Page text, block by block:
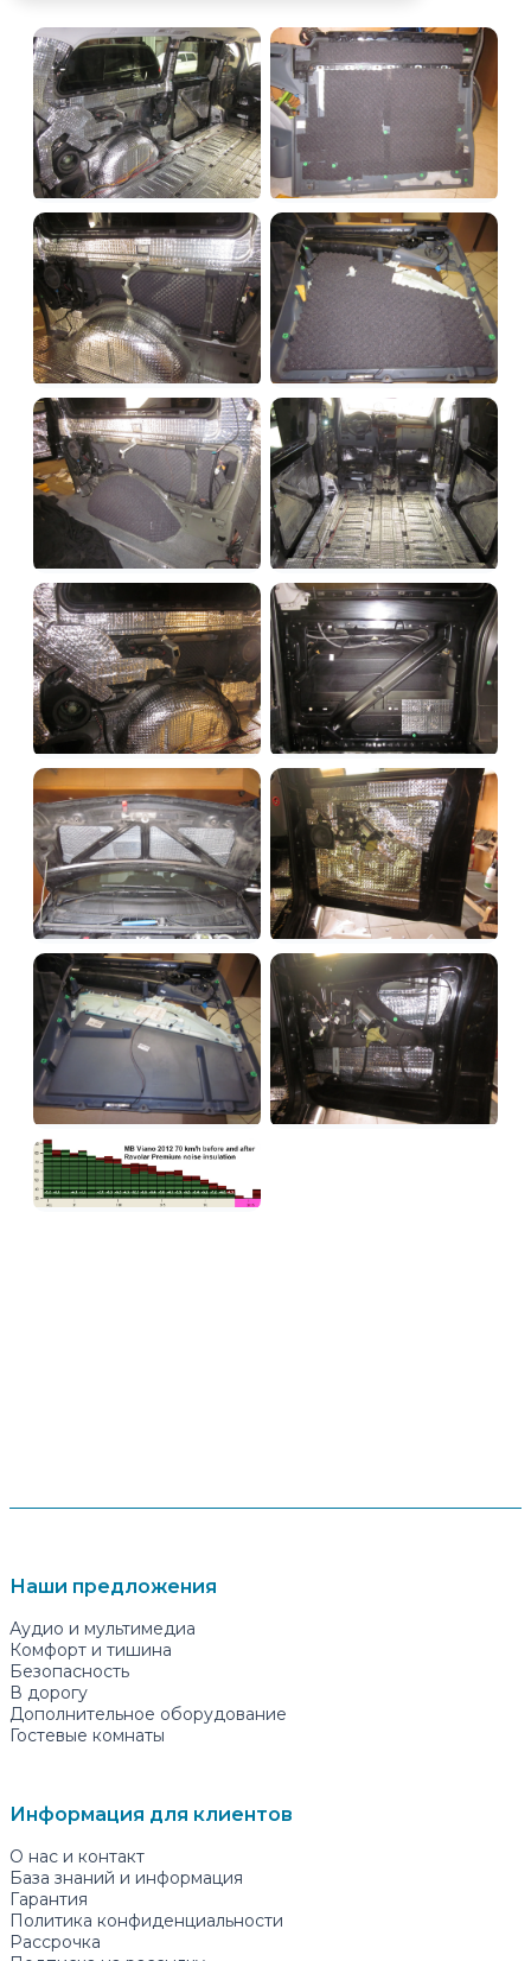
Наши предложения
Аудио и мультимедиа
Комфорт и тишина
Безопасность
В дорогу
Дополнительное оборудование
Гостевые комнаты
Информация для клиентов
О нас и контакт
База знаний и информация
Гарантия
Политика конфиденциальности
Рассрочка